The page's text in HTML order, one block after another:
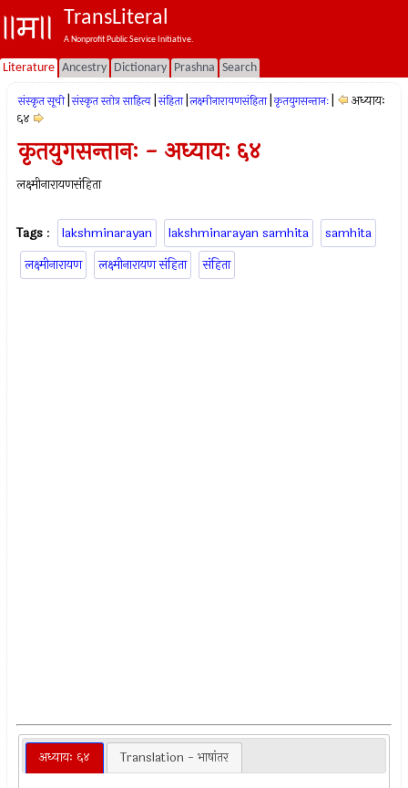
TransLiteral
A Nonprofit Public Service Initiative.
Literature Ancestry Dictionary Prashna Search
संस्कृत सूची संस्कृत स्तोत्र साहित्य संहिता लक्ष्मीनारायणसंहिता कृतयुगसन्तानः
अध्यायः
६४
कृतयुगसन्तानः - अध्यायः ६४
लक्ष्मीनारायणसंहिता
Tags : lakshminarayan lakshminarayan samhita
samhita
लक्ष्मीनारायण
लक्ष्मीनारायण संहिता संहिता
अध्यायः ६४ Translation - भाषांतर